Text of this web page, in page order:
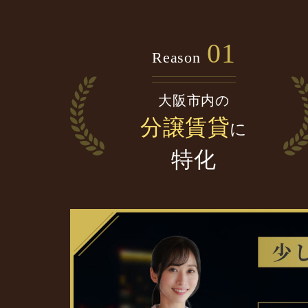
Reason 01
大阪市内の
分譲賃貸に
特化